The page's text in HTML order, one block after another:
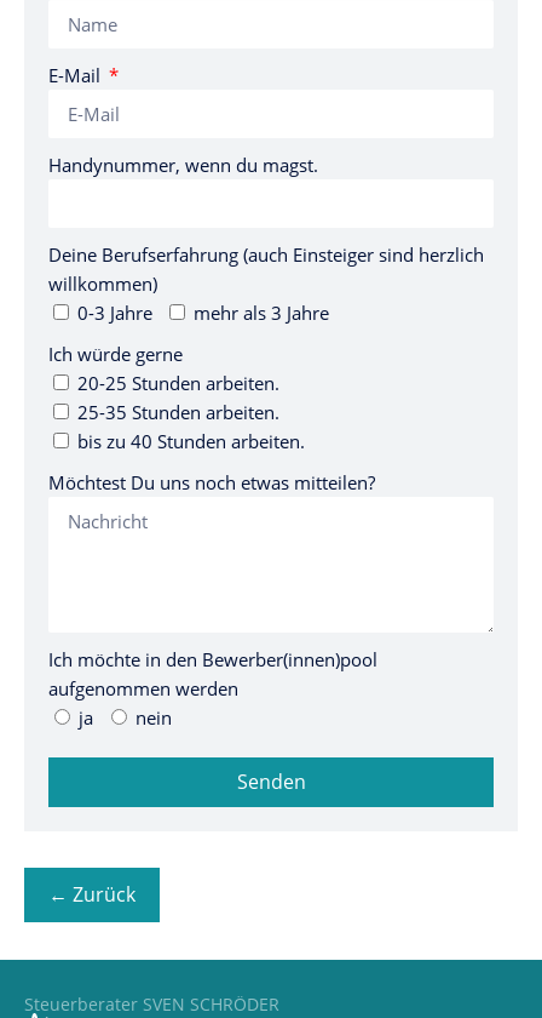
E-Mail
Handynummer, wenn du magst.
Deine Berufserfahrung (auch Einsteiger sind herzlich
willkommen)
0-3 Jahre
mehr als 3 Jahre
Ich würde gerne
20-25 Stunden arbeiten.
25-35 Stunden arbeiten.
bis zu 40 Stunden arbeiten.
Möchtest Du uns noch etwas mitteilen?
Ich möchte in den Bewerber(innen)pool
aufgenommen werden
ja
nein
Senden
← Zurück
Steuerberater SVEN SCHRÖDER